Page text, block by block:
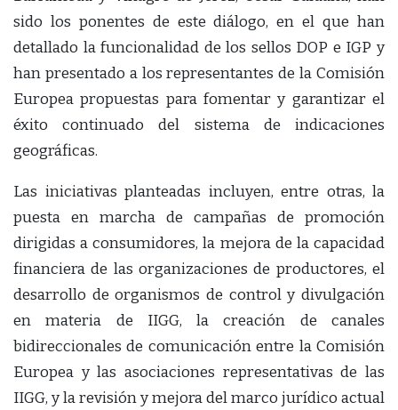
sido los ponentes de este diálogo, en el que han
detallado la funcionalidad de los sellos DOP e IGP y
han presentado a los representantes de la Comisión
Europea propuestas para fomentar y garantizar el
éxito continuado del sistema de indicaciones
geográficas.
Las iniciativas planteadas incluyen, entre otras, la
puesta en marcha de campañas de promoción
dirigidas a consumidores, la mejora de la capacidad
financiera de las organizaciones de productores, el
desarrollo de organismos de control y divulgación
en materia de IIGG, la creación de canales
bidireccionales de comunicación entre la Comisión
Europea y las asociaciones representativas de las
IIGG, y la revisión y mejora del marco jurídico actual